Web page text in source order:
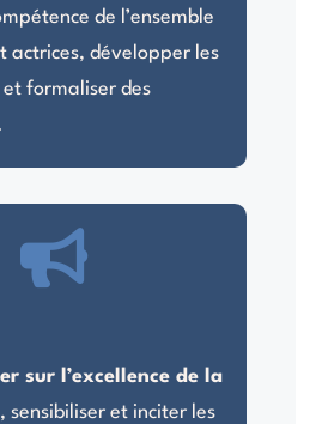
de l’ensemble
actrices, développer les
formaliser des

sur l’excellence de la
, sensibiliser et inciter les